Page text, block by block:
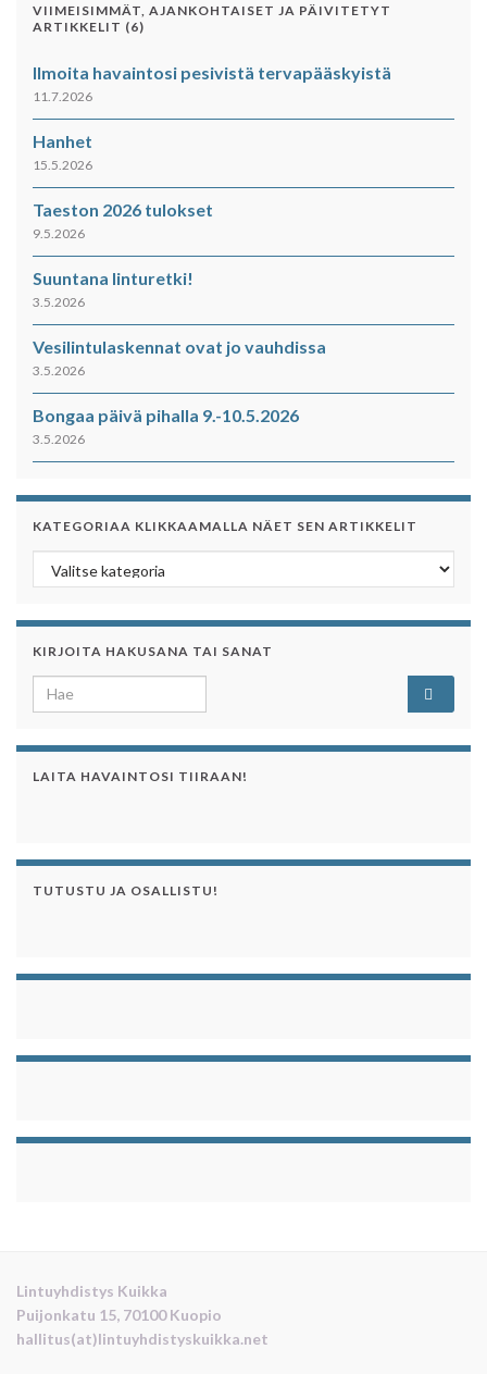
VIIMEISIMMÄT, AJANKOHTAISET JA PÄIVITETYT
ARTIKKELIT (6)
Ilmoita havaintosi pesivistä tervapääskyistä
11.7.2026
Hanhet
15.5.2026
Taeston 2026 tulokset
9.5.2026
Suuntana linturetki!
3.5.2026
Vesilintulaskennat ovat jo vauhdissa
3.5.2026
Bongaa päivä pihalla 9.-10.5.2026
3.5.2026
KATEGORIAA KLIKKAAMALLA NÄET SEN ARTIKKELIT
Kategoriaa klikkaamalla näet sen artikkelit
KIRJOITA HAKUSANA TAI SANAT
Search for:
LAITA HAVAINTOSI TIIRAAN!
TUTUSTU JA OSALLISTU!
Lintuyhdistys Kuikka
Puijonkatu 15, 70100 Kuopio
hallitus(at)lintuyhdistyskuikka.net